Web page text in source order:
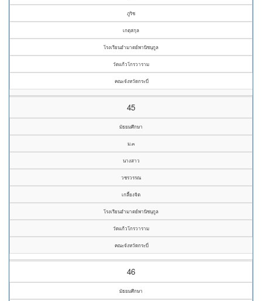
ภูริช
เกตุสกุล
โรงเรียนอำมาตย์พานิชนุกูล
วัดแก้วโกรวาราม
คณะจังหวัดกระบี่
45
มัธยมศึกษา
ม.๓
นางสาว
วชรวรรณ
เกลี้ยงจิต
โรงเรียนอำมาตย์พานิชนุกูล
วัดแก้วโกรวาราม
คณะจังหวัดกระบี่
46
มัธยมศึกษา